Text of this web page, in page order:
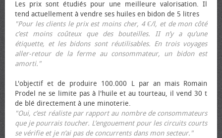
Les prix sont étudiés pour une meilleure valorisation. Il
tend actuellement à vendre ses huiles en bidon de 5 litres
"Pour les clients le prix est moins cher, 4 €/l, et de mon côté
c’est moins coûteux que des bouteilles. II n’y a qu’une
étiquette, et les bidons sont réutilisables. En trois voyages
aller-retour de la ferme au consommateur, un bidon est
amorti."
L'objectif et de produire 100.000 L par an mais Romain
Prodel ne se limite pas à l'huile et au tourteau, il vend 30 t
de blé directement à une minoterie.
"Oui, c’est réaliste par rapport au nombre de consommateurs
que je pourrais toucher. L’engouement pour les circuits courts
se vérifie et je n’ai pas de concurrents dans mon secteur."